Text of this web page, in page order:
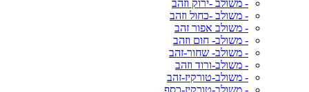
- משולב -ירוק וזהב
- משולב -כחול וזהב
- משולב אפור זהב
- משולב- חום וזהב
- משולב- שחור-זהב
- משולב-ורוד וזהב
- משולב-טורקיז-זהב
- משולב-טורקיז-כסף